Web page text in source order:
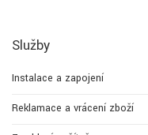
Služby
Instalace a zapojení
Reklamace a vrácení zboží